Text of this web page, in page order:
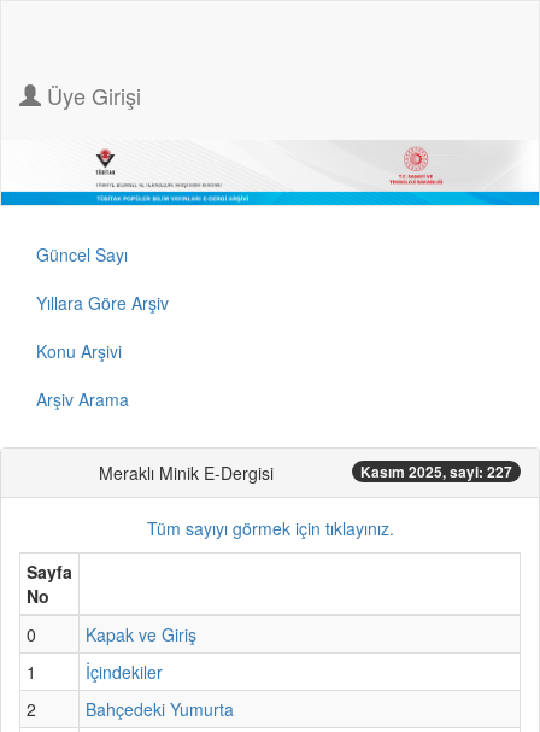
Üye Girişi
Güncel Sayı
Yıllara Göre Arşiv
Konu Arşivi
Arşiv Arama
Meraklı Minik E-Dergisi Kasım 2025, sayi: 227
Tüm sayıyı görmek için tıklayınız.
Sayfa
No
0
Kapak ve Giriş
1
İçindekiler
2
Bahçedeki Yumurta